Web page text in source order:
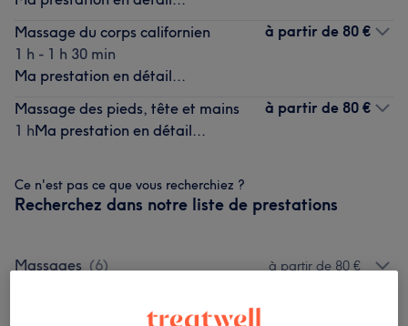
Massage du corps californien
1 h - 1 h 30 min
Ma prestation en détail...
à partir de 80 €
Massage des pieds, tête et mains
1 hMa prestation en détail...
à partir de 80 €
Ce n'est pas ce que vous recherchiez ?
Recherchez dans notre liste de prestations
Massages (6) à partir de 80 €